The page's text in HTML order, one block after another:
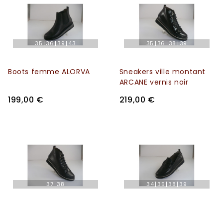
35 36 39 43
Boots femme ALORVA
199,00 €
35 36 38 39
Sneakers ville montant
ARCANE vernis noir
219,00 €
37 38 34 35 38 39